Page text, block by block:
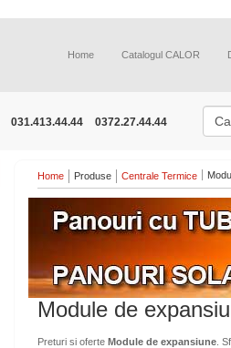
Home Catalogul CALOR
031.413.44.44 0372.27.44.44
Home Produse Centrale Termice
Module de
Preturi si oferte Module de expansiune.